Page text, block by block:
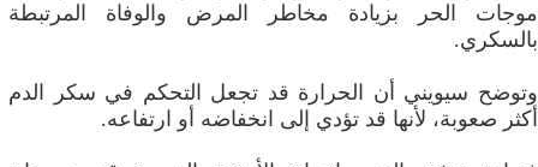
موجات الحر بزيادة مخاطر المرض والوفاة المرتبطة
بالسكري.
وتوضح سيويني أن الحرارة قد تجعل التحكم في سكر الدم
أكثر صعوبة، لأنها قد تؤدي إلى انخفاضه أو ارتفاعه.